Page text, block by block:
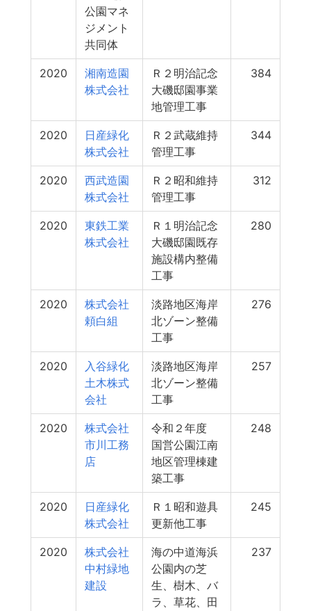
公園マネ
ジメント
共同体
2020
湘南造園
株式会社
Ｒ２明治記念
大磯邸園事業
地管理工事
384
2020
日産緑化
株式会社
Ｒ２武蔵維持
管理工事
344
2020
西武造園
株式会社
Ｒ２昭和維持
管理工事
312
2020
東鉄工業
株式会社
Ｒ１明治記念
大磯邸園既存
施設構内整備
工事
280
2020
株式会社
頼白組
淡路地区海岸
北ゾーン整備
工事
276
2020
入谷緑化
土木株式
会社
淡路地区海岸
北ゾーン整備
工事
257
2020
株式会社
市川工務
店
令和２年度
国営公園江南
地区管理棟建
築工事
248
2020
日産緑化
株式会社
Ｒ１昭和遊具
更新他工事
245
2020
株式会社
中村緑地
建設
海の中道海浜
公園内の芝
生、樹木、バ
ラ、草花、田
237